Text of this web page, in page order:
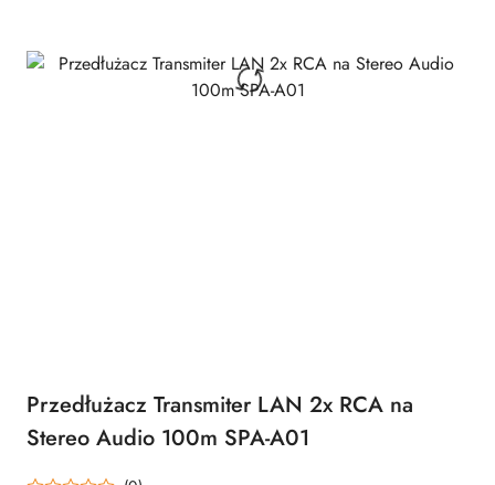
Przedłużacz Transmiter LAN 2x RCA na
Stereo Audio 100m SPA-A01